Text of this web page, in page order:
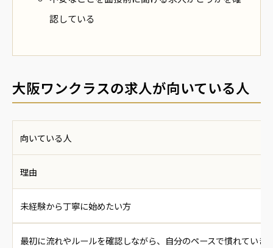
認している
大阪ワンクラスの求人が向いている人
向いている人
理由
未経験から丁寧に始めたい方
最初に流れやルールを確認しながら、自分のペースで慣れていき